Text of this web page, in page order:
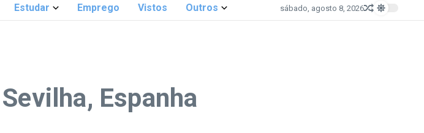
Estudar Emprego Vistos Outros sábado, agosto 8, 2026
Espanha